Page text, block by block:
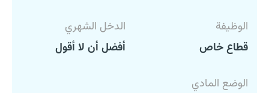
الوظيفة
قطاع خاص
الدخل الشهري
أفضل أن لا أقول
الوضع المادي